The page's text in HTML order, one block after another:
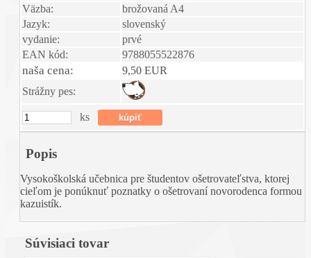
Väzba:
brožovaná A4
Jazyk:
slovenský
vydanie:
prvé
EAN kód:
9788055522876
naša cena:
9,50 EUR
Strážny pes:
ks
Popis
Vysokoškolská učebnica pre študentov ošetrovateľstva, ktorej
cieľom je ponúknuť poznatky o ošetrovaní novorodenca formou
kazuistík.
Súvisiaci tovar